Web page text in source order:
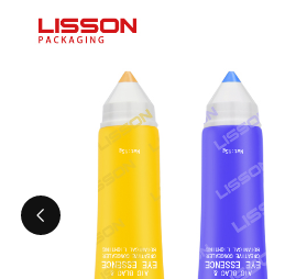
한국의
ไทย
Tiếng việt
中文